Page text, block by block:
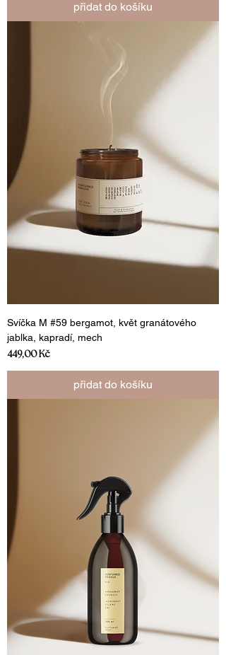
přidat do košíku
Svíčka M #59 bergamot, květ granátového
jablka, kapradí, mech
Cena
449,00 Kč
přidat do košíku